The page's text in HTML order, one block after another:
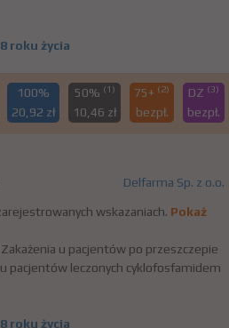
roku życia
100%
20,92 zł
50% (1)
10,46 zł
75+ (2)
bezpł.
DZ (3)
bezpł.
Delfarma Sp. z o.o.
wskazaniach. Pokaż
u pacjentów po przeszczepie
pacjentów leczonych cyklofosfamidem
roku życia